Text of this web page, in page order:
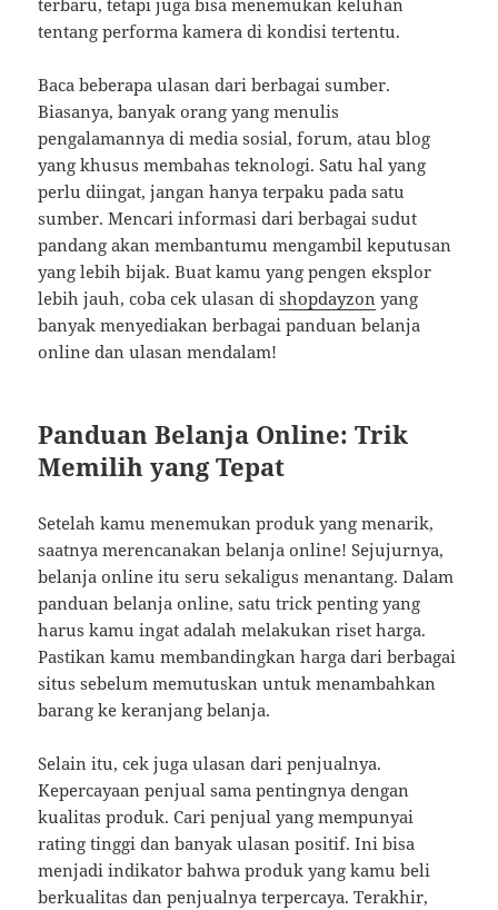
terbaru, tetapi juga bisa menemukan keluhan
tentang performa kamera di kondisi tertentu.
Baca beberapa ulasan dari berbagai sumber.
Biasanya, banyak orang yang menulis
pengalamannya di media sosial, forum, atau blog
yang khusus membahas teknologi. Satu hal yang
perlu diingat, jangan hanya terpaku pada satu
sumber. Mencari informasi dari berbagai sudut
pandang akan membantumu mengambil keputusan
yang lebih bijak. Buat kamu yang pengen eksplor
lebih jauh, coba cek ulasan dishopdayzon yang
banyak menyediakan berbagai panduan belanja
online dan ulasan mendalam!
Panduan Belanja Online: Trik
Memilih yang Tepat
Setelah kamu menemukan produk yang menarik,
saatnya merencanakan belanja online! Sejujurnya,
belanja online itu seru sekaligus menantang. Dalam
panduan belanja online, satu trick penting yang
harus kamu ingat adalah melakukan riset harga.
Pastikan kamu membandingkan harga dari berbagai
situs sebelum memutuskan untuk menambahkan
barang ke keranjang belanja.
Selain itu, cek juga ulasan dari penjualnya.
Kepercayaan penjual sama pentingnya dengan
kualitas produk. Cari penjual yang mempunyai
rating tinggi dan banyak ulasan positif. Ini bisa
menjadi indikator bahwa produk yang kamu beli
berkualitas dan penjualnya terpercaya. Terakhir,